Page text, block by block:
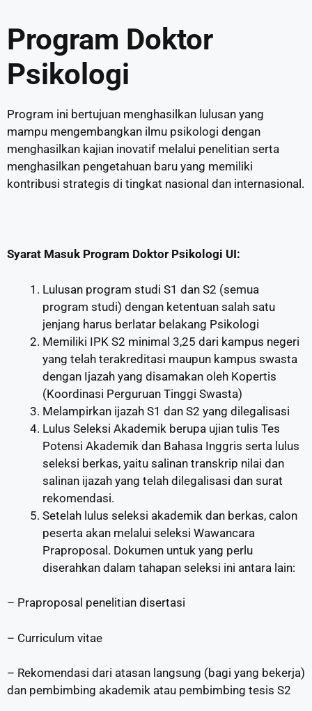
Program Doktor
Psikologi
Program ini bertujuan menghasilkan lulusan yang
mampu mengembangkan ilmu psikologi dengan
menghasilkan kajian inovatif melalui penelitian serta
menghasilkan pengetahuan baru yang memiliki
kontribusi strategis di tingkat nasional dan internasional.
Syarat Masuk Program Doktor Psikologi UI:
Lulusan program studi S1 dan S2 (semua
program studi) dengan ketentuan salah satu
jenjang harus berlatar belakang Psikologi
Memiliki IPK S2 minimal 3,25 dari kampus negeri
yang telah terakreditasi maupun kampus swasta
dengan Ijazah yang disamakan oleh Kopertis
(Koordinasi Perguruan Tinggi Swasta)
Melampirkan ijazah S1 dan S2 yang dilegalisasi
Lulus Seleksi Akademik berupa ujian tulis Tes
Potensi Akademik dan Bahasa Inggris serta lulus
seleksi berkas, yaitu salinan transkrip nilai dan
salinan ijazah yang telah dilegalisasi dan surat
rekomendasi.
Setelah lulus seleksi akademik dan berkas, calon
peserta akan melalui seleksi Wawancara
Praproposal. Dokumen untuk yang perlu
diserahkan dalam tahapan seleksi ini antara lain:
– Praproposal penelitian disertasi
– Curriculum vitae
– Rekomendasi dari atasan langsung (bagi yang bekerja)
dan pembimbing akademik atau pembimbing tesis S2